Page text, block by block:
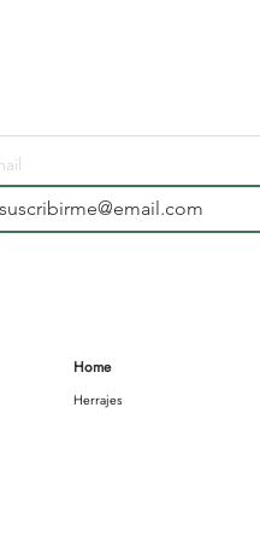
Home
Herrajes